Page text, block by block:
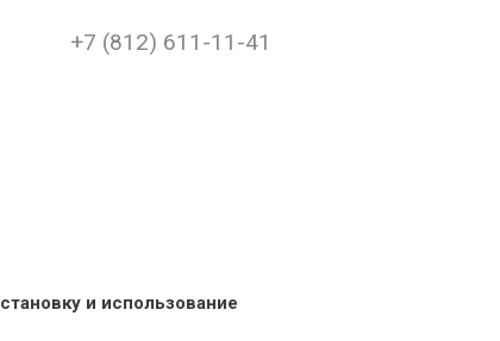
+7 (812) 611-11-41
и использование